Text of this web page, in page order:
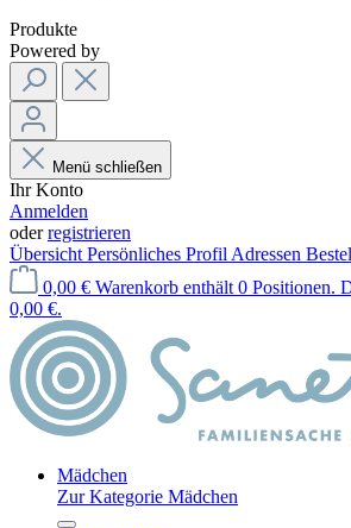
Produkte
Powered by
Menü schließen
Ihr Konto
Anmelden
oderregistrieren
Übersicht Persönliches Profil Adressen
0,00 € Warenkorb enthält 0 Positionen.
0,00 €.
Mädchen
Zur Kategorie Mädchen